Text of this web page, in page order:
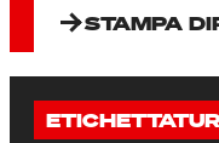
STAMPA